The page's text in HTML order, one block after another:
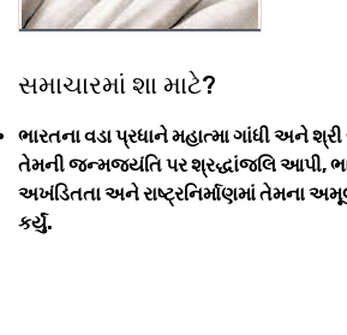
સમાચારમાં શા માટે?
ભારતના વડા પ્રધાને મહાત્મા ગાંધી અને
તેમની જન્મજયંતિ પર શ્રદ્ધાંજલિ આપી,
અખંડિતતા અને રાષ્ટ્રનિર્માણમાં તેમના
કર્યું.